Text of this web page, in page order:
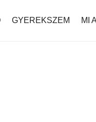
GYEREKSZEM MI